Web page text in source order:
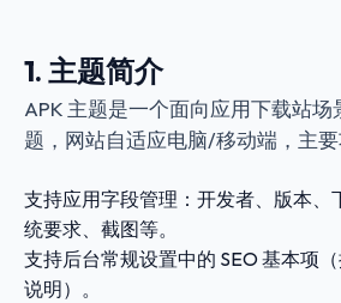
1. 主题简介
APK 主题是一个面向应用下载站场
题，网站自适应电脑/移动端，主要
支持应用字段管理：开发者、版本、
统要求、截图等。
支持后台常规设置中的 SEO 基本项
说明）。